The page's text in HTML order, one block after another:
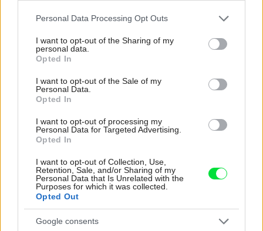
Please note that this website/app uses one or more Google
not limited to your visit or usage behaviour. You may click to
grant or deny consent to Google and its third-party tags to
use your data for below specified purposes in below Google
consent section.
Personal Data Processing Opt Outs
I want to opt-out of the Sharing of my
personal data.
Opted In
I want to opt-out of the Sale of my
Personal Data.
Opted In
I want to opt-out of processing my
Personal Data for Targeted Advertising.
Opted In
I want to opt-out of Collection, Use,
Retention, Sale, and/or Sharing of my
Personal Data that Is Unrelated with the
Purposes for which it was collected.
Opted Out
Google consents
Najnovšie príspevky
Re: Takto sa rieši málo úložného miesta. V tomto byte
stačil jeden prvok | Môjdom.sk
Re: Takto sa rieši málo úložného miesta. V tomto byte
Dizajn je to nádherný, tá brezová preglejka a čisté línie vyzerajú super.
Ale vždy, keď…
Re: Toto je najväčší mýtus pri ošetrení dreva a môže vás
vyjsť draho. Ako ho ochrániť pred hnitím a škodcami?
clovek by cakal ze vysusene drahe drevo bolo predtym naparovane aby